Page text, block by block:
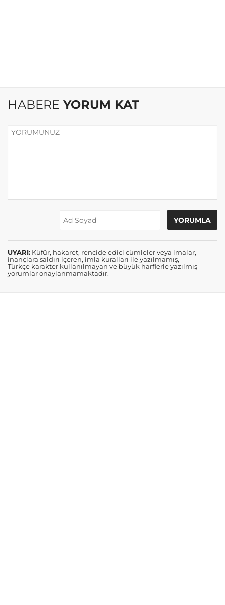
HABERE YORUM KAT
UYARI: Küfür, hakaret, rencide edici cümleler veya imalar,
inançlara saldırı içeren, imla kuralları ile yazılmamış,
Türkçe karakter kullanılmayan ve büyük harflerle yazılmış
yorumlar onaylanmamaktadır.